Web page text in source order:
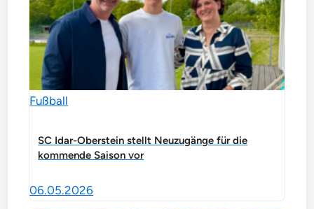
Fußball
SC Idar-Oberstein stellt Neuzugänge für die
kommende Saison vor
06.05.2026